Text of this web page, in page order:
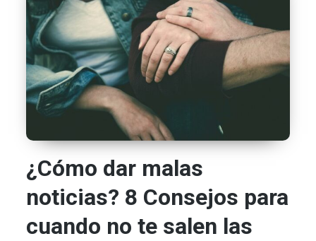
¿Cómo dar malas
noticias? 8 Consejos para
cuando no te salen las